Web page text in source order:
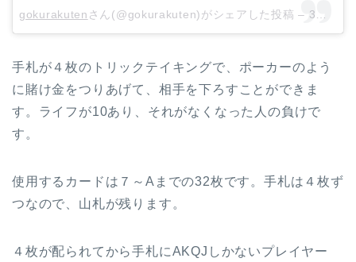
gokurakuten さん(@gokurakuten)がシェアした投稿 – 3月 14, 2018 at 6:24午前 PDT
手札が４枚のトリックテイキングで、ポーカーのよう
に賭け金をつりあげて、相手を下ろすことができま
す。ライフが10あり、それがなくなった人の負けで
す。
使用するカードは７～Aまでの32枚です。手札は４枚ず
つなので、山札が残ります。
４枚が配られてから手札にAKQJしかないプレイヤー